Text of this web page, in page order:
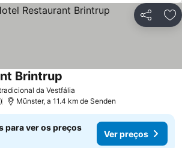
Partilhar
da Vestfália
Brintrup
Münster, a 11.4 km de Senden
para ver os preços
Ver preços